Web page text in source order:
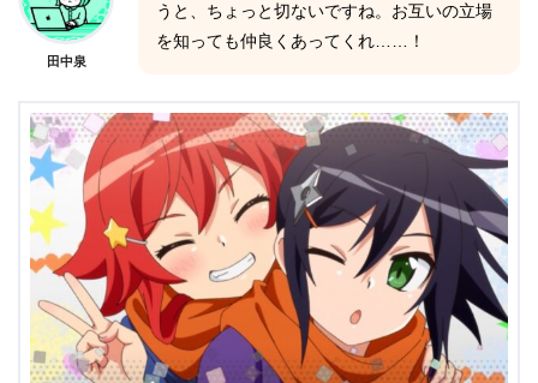
田中泉
うと、ちょっと切ないですね。お互いの立場
を知っても仲良くあってくれ……！